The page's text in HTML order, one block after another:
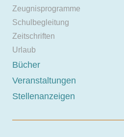
Zeugnisprogramme
Schulbegleitung
Zeitschriften
Urlaub
Bücher
Veranstaltungen
Stellenanzeigen